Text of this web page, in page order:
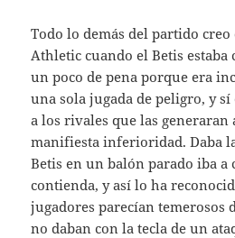
Todo lo demás del partido creo
Athletic cuando el Betis estaba
un poco de pena porque era
una sola jugada de peligro, y
a los rivales que las generaran
manifiesta inferioridad. Daba
Betis en un balón parado iba a
contienda, y así lo ha
jugadores parecían temerosos
no daban con la tecla de un